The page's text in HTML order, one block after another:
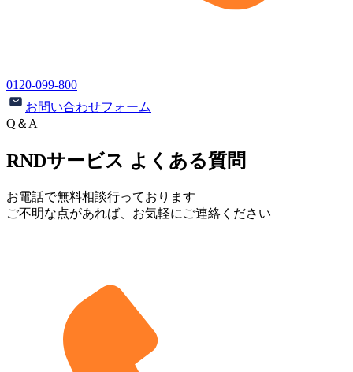
0120-099-800
お問い合わせフォーム
Q＆A
RNDサービス よくある質問
お電話で無料相談行っております
ご不明な点があれば、お気軽にご連絡ください